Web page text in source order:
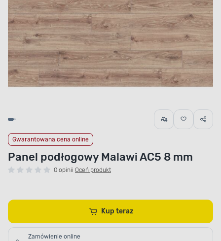
Gwarantowana cena online
Panel podłogowy Malawi AC5 8 mm
0 opinii Oceń produkt
Kup teraz
Zamówienie online